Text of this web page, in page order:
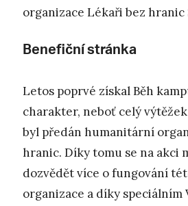
organizace Lékaři bez hranic
Benefiční stránka
Letos poprvé získal Běh
charakter, neboť celý
byl předán humanitární
hranic. Díky tomu se na akci
dozvědět více o fungování
organizace a díky speciálním